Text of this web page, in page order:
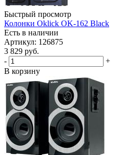
Быстрый просмотр
Колонки Oklick OK-162 Black
Есть в наличии
Артикул: 126875
3 829 руб.
-
+
В корзину